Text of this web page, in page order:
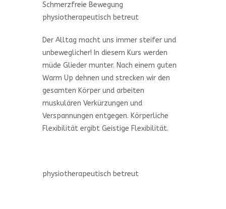
Schmerzfreie Bewegung
physiotherapeutisch betreut
Der Alltag macht uns immer steifer und
unbeweglicher! In diesem Kurs werden
müde Glieder munter. Nach einem guten
Warm Up dehnen und strecken wir den
gesamten Körper und arbeiten
muskulären Verkürzungen und
Verspannungen entgegen. Körperliche
Flexibilität ergibt Geistige Flexibilität.
physiotherapeutisch betreut